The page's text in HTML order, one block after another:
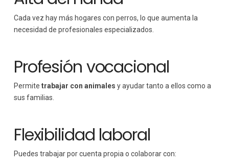
Cada vez hay más hogares con perros, lo que aumenta la
necesidad de profesionales especializados.
Profesión vocacional
Permite trabajar con animales y ayudar tanto a ellos como a
sus familias.
Flexibilidad laboral
Puedes trabajar por cuenta propia o colaborar con: